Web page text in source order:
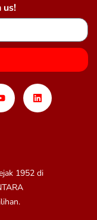
1952 di
us!